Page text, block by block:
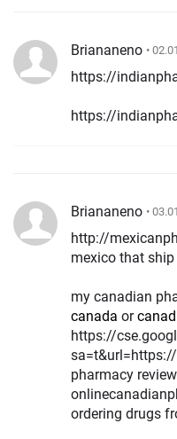
Briananeno •
https://
https://
Briananeno •
http://
mexico that
my canadian
canada or
https://
pharmacy review
ordering drugs